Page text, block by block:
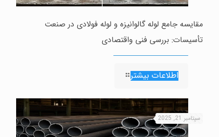
مقایسه جامع لوله گالوانیزه و لوله فولادی در صنعت
تأسیسات: بررسی فنی واقتصادی
اطلاعات بیشتر
سپتامبر 21, 2025